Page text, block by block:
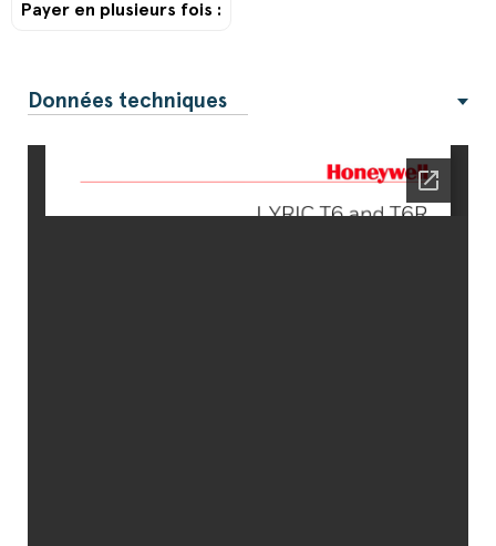
Payer en plusieurs fois :
Données techniques